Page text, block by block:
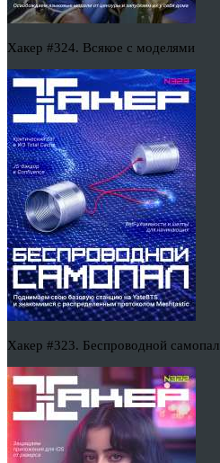
Хакер #324. Всякое с моделями
Хакер #323. Беспроводной самопал